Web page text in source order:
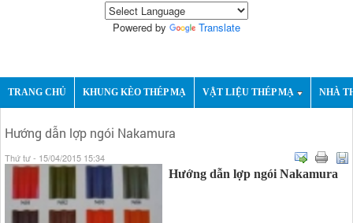
Powered by Translate
TRANG CHỦ KHUNG KÈO THÉP MẠ VẬT LIỆU THÉP MẠ NHÀ
Hướng dẫn lợp ngói Nakamura
Thứ tư - 15/04/2015 15:34
Hướng dẫn lợp ngói Nakamura